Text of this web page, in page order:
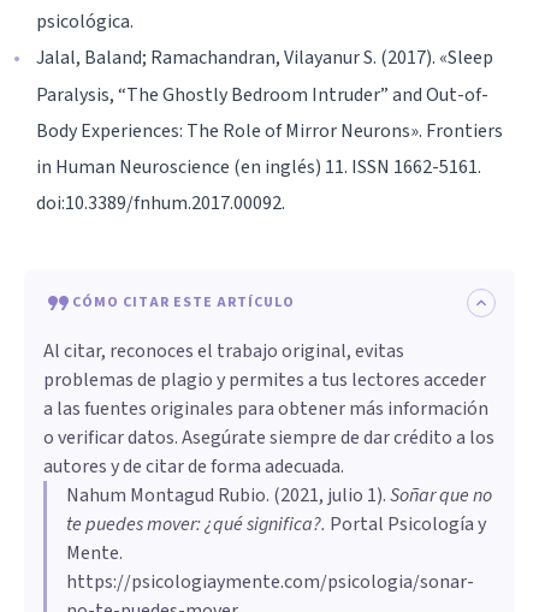
psicológica.
Jalal, Baland; Ramachandran, Vilayanur S. (2017). «Sleep
Paralysis, “The Ghostly Bedroom Intruder” and Out-of-
Body Experiences: The Role of Mirror Neurons». Frontiers
in Human Neuroscience (en inglés) 11. ISSN 1662-5161.
doi:10.3389/fnhum.2017.00092.
CÓMO CITAR ESTE ARTÍCULO
Al citar, reconoces el trabajo original, evitas
problemas de plagio y permites a tus lectores acceder
a las fuentes originales para obtener más información
o verificar datos. Asegúrate siempre de dar crédito a los
autores y de citar de forma adecuada.
Nahum Montagud Rubio. (2021, julio 1).Soñar que no
te puedes mover: ¿qué significa?. Portal Psicología y
Mente.
https://psicologiaymente.com/psicologia/sonar-